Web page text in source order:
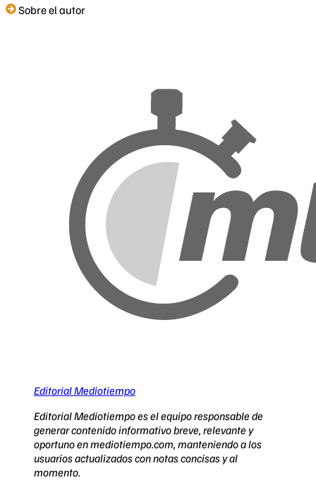
Sobre el autor
Editorial Mediotiempo
Editorial Mediotiempo es el equipo responsable de
generar contenido informativo breve, relevante y
oportuno en mediotiempo.com, manteniendo a los
usuarios actualizados con notas concisas y al
momento.